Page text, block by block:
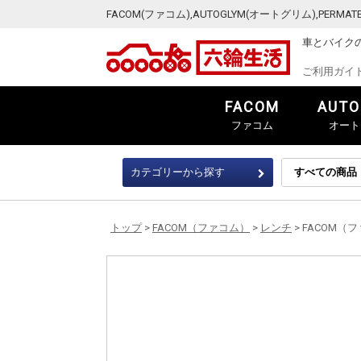
FACOM(ファコム),AUTOGLYM(オートグリム
車とバイク
ご利用ガイ
FACOM
ファコム オー
カテゴリーから探す
トップ> FACOM（ファコム） > レンチ > FACOM（